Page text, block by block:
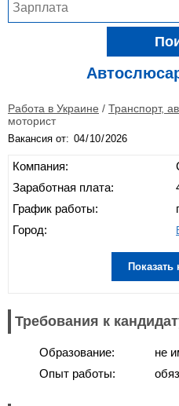
Работа в Украине / Транспорт,
моторист
Вакансия от:
Компания:
Заработная плата:
График работы:
Город:
Показать
Требования к
Образование:
Опыт работы:
не